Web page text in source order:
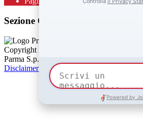
Sezione Copyright
Copyright 2026 | Engineered and powered
Parma S.p.A. | Divisione Publishing &
Disclaimer trattamento dati personali